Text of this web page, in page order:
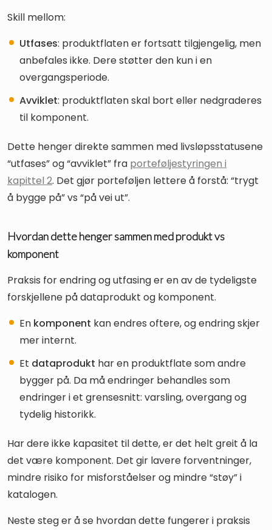
Skill mellom:
Utfases: produktflaten er fortsatt tilgjengelig, men
anbefales ikke. Dere støtter den kun i en
overgangsperiode.
Avviklet: produktflaten skal bort eller nedgraderes
til komponent.
Dette henger direkte sammen med livsløpsstatusene
“utfases” og “avviklet” fra porteføljestyringen i
kapittel 2. Det gjør porteføljen lettere å forstå: “trygt
å bygge på” vs “på vei ut”.
Hvordan dette henger sammen med produkt vs
komponent
Praksis for endring og utfasing er en av de tydeligste
forskjellene på dataprodukt og komponent.
En komponent kan endres oftere, og endring skjer
mer internt.
Et dataprodukt har en produktflate som andre
bygger på. Da må endringer behandles som
endringer i et grensesnitt: varsling, overgang og
tydelig historikk.
Har dere ikke kapasitet til dette, er det helt greit å la
det være komponent. Det gir lavere forventninger,
mindre risiko for misforståelser og mindre “støy” i
katalogen.
Neste steg er å se hvordan dette fungerer i praksis